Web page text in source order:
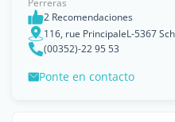
Perreras
2 Recomendaciones
116, rue PrincipaleL-5367
(00352)-22 95 53
Ponte en contacto